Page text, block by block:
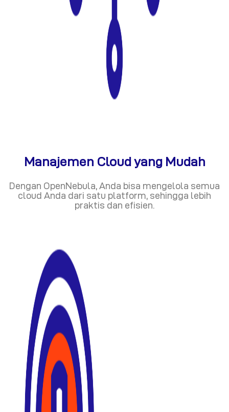
Manajemen Cloud yang Mudah
Dengan OpenNebula, Anda bisa mengelola semua
cloud Anda dari satu platform, sehingga lebih
praktis dan efisien.